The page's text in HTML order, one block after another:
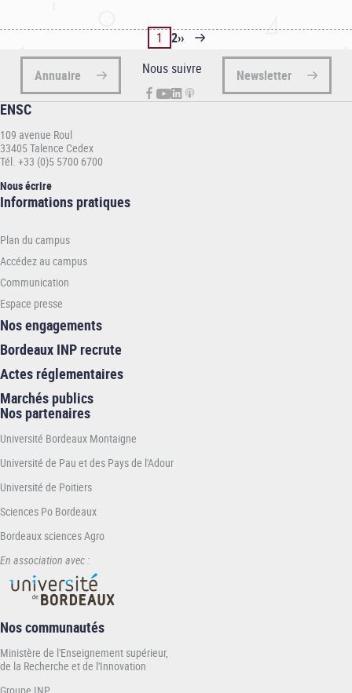
Pagination
Page
1 Page
2Page
››
Annuaire Nous suivre Newsletter
ENSC
109 avenue Roul
33405 Talence Cedex
Tél. +33 (0)5 5700 6700
Nous écrire
Informations
ENSC
Informations pratiques
Plan du campus
Accédez au campus
Communication
Espace presse
Nos engagements
Bordeaux INP recrute
Actes réglementaires
Marchés publics
Nos partenaires
Université Bordeaux Montaigne
Université de Pau et des Pays de l'Adour
Université de Poitiers
Sciences Po Bordeaux
Bordeaux sciences Agro
En association avec :
Nos communautés
Ministère de l'Enseignement supérieur,
de la Recherche et de l'Innovation
Groupe INP